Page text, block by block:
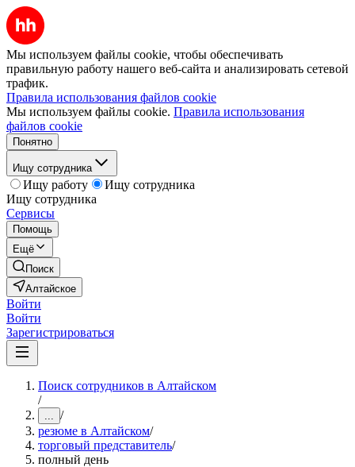
Мы используем файлы cookie, чтобы обеспечивать
правильную работу нашего веб-сайта и анализировать сетевой
трафик.
Правила использования файлов cookie
Мы используем файлы cookie. Правила использования
файлов cookie
Понятно
Ищу сотрудника
Ищу работу
Ищу сотрудника
Ищу сотрудника
Сервисы
Помощь
Ещё
Поиск
Алтайское
Войти
Войти
Зарегистрироваться
Поиск сотрудников в Алтайском
/
... /
резюме в Алтайском/
торговый представитель/
полный день